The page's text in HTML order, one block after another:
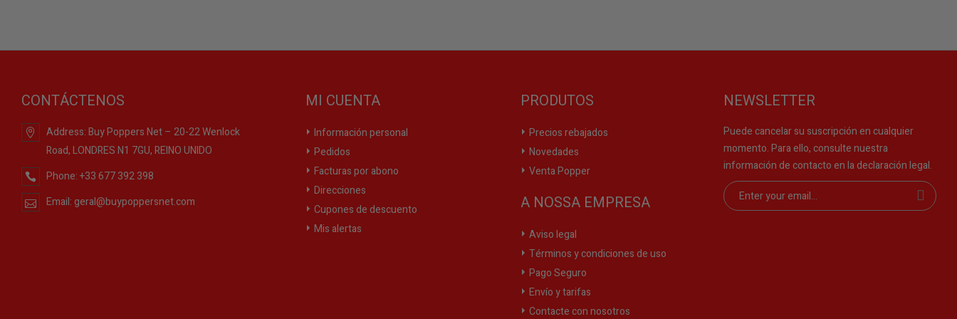
CONTÁCTENOS
Address:Buy Poppers Net – 20-22 Wenlock
Road, LONDRES N1 7GU, REINO UNIDO
Phone:+33 677 392 398
Email: geral@buypoppersnet.com
MI CUENTA
Información personal
Pedidos
Facturas por abono
Direcciones
Cupones de descuento
Mis alertas
PRODUTOS
Precios rebajados
Novedades
Venta Popper
A NOSSA EMPRESA
Aviso legal
Términos y condiciones de uso
Pago Seguro
Envío y tarifas
Contacte con nosotros
NEWSLETTER
Puede cancelar su suscripción en cualquier
momento. Para ello, consulte nuestra
información de contacto en la declaración legal.